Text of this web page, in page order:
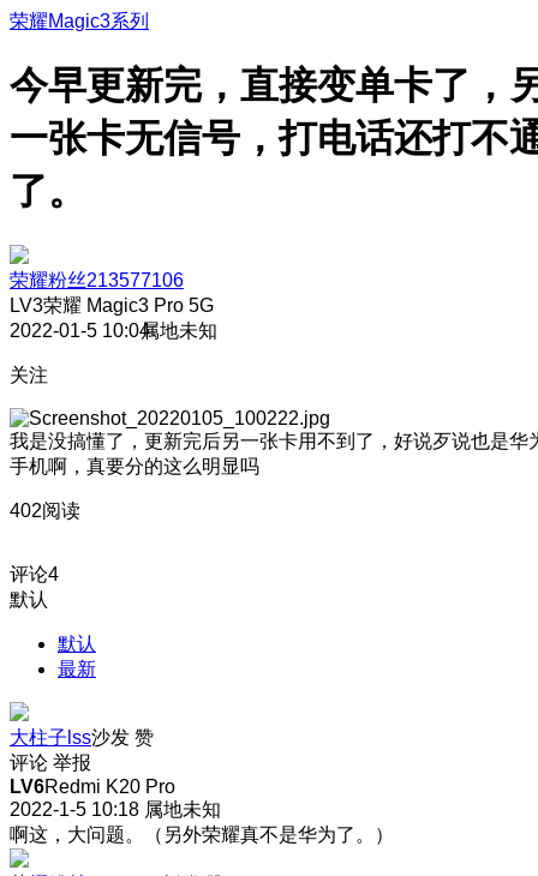
荣耀Magic3系列
今早更新完，直接变单卡了，
一张卡无信号，打电话还打不
了。
荣耀粉丝213577106
LV3荣耀 Magic3 Pro 5G
2022-01-5 10:04属地未知
关注
我是没搞懂了，更新完后另一张卡用不到了，好说歹说也是华
手机啊，真要分的这么明显吗
402阅读
评论4
默认
默认
最新
大柱子lss沙发 赞
评论 举报
LV6Redmi K20 Pro
2022-1-5 10:18 属地未知
啊这，大问题。（另外荣耀真不是华为了。）